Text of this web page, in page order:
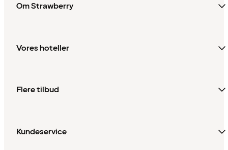
Om Strawberry
Vores hoteller
Flere tilbud
Kundeservice